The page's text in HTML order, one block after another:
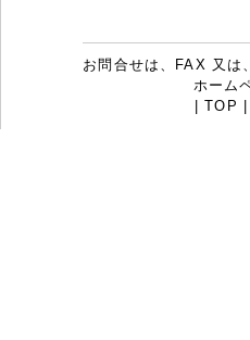
お問合せは、FAX 又
ホーム
|TOP